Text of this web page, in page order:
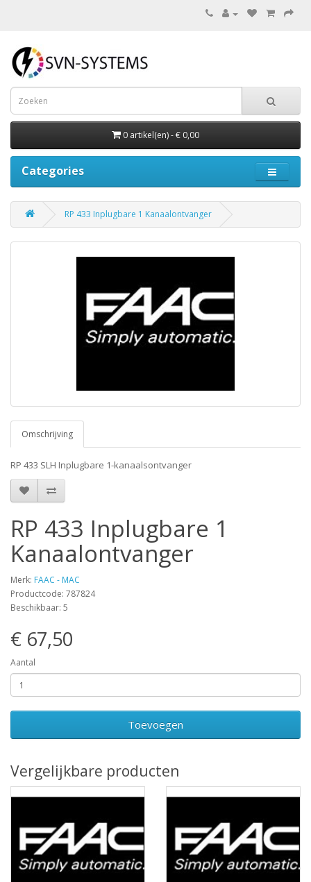
0 artikel(en) - € 0,00
Categories
RP 433 Inplugbare 1 Kanaalontvanger
Omschrijving
RP 433 SLH Inplugbare 1-kanaalsontvanger
RP 433 Inplugbare 1
Kanaalontvanger
Merk: FAAC - MAC
Productcode: 787824
Beschikbaar: 5
€ 67,50
Aantal
Toevoegen
Vergelijkbare producten